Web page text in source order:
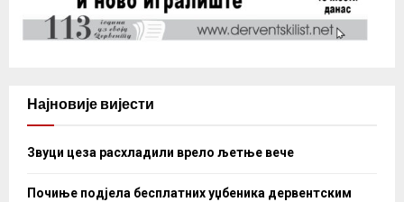
Најновије вијести
Звуци цеза расхладили врело љетње вече
Почиње подјела бесплатних уџбеника дервентским